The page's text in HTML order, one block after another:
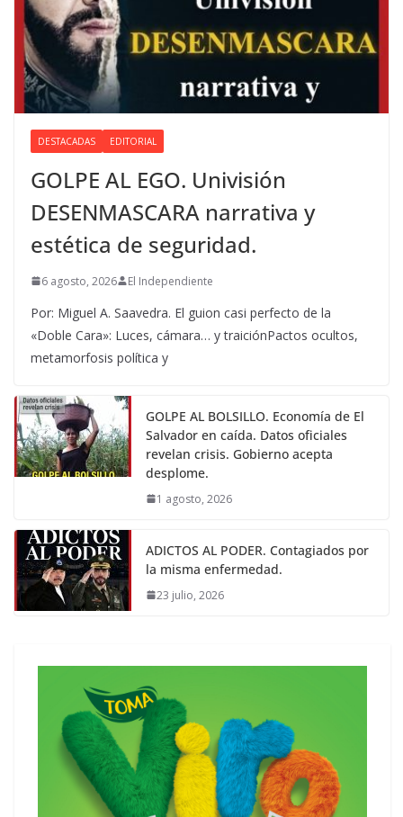
DESTACADAS EDITORIAL
GOLPE AL EGO. Univisión
DESENMASCARA narrativa y
estética de seguridad.
6 agosto, 2026 El Independiente
Por: Miguel A. Saavedra. El guion casi perfecto de la
«Doble Cara»: Luces, cámara… y traiciónPactos ocultos,
metamorfosis política y
GOLPE AL BOLSILLO. Economía de El
Salvador en caída. Datos oficiales
revelan crisis. Gobierno acepta
desplome.
1 agosto, 2026
ADICTOS AL PODER. Contagiados por
la misma enfermedad.
23 julio, 2026